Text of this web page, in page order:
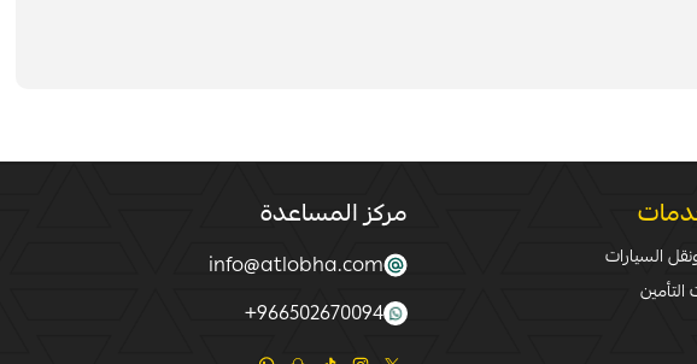
السيارات
التأمين
مركز المساعدة
info@atlobha.com
966502670094
+